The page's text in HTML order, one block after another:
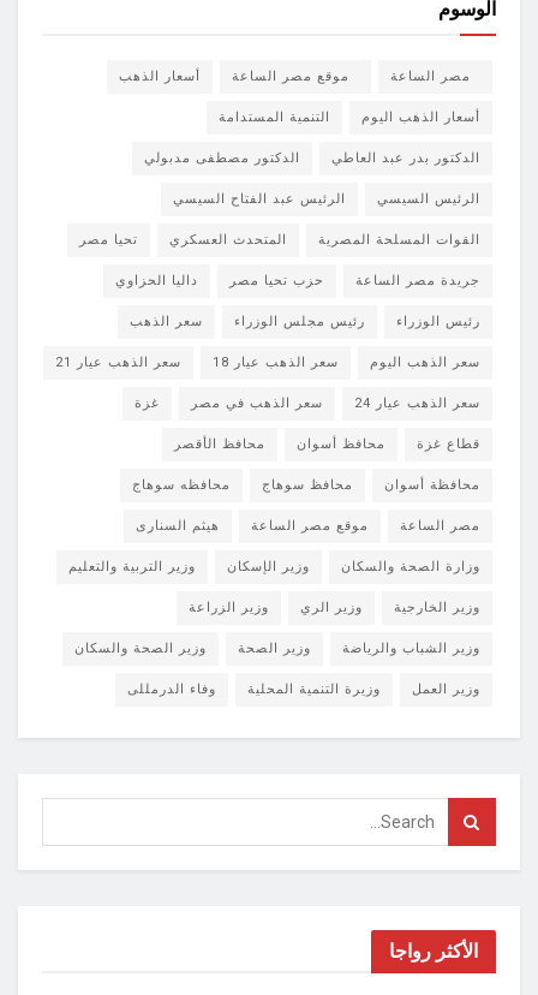
الوسوم
مصر الساعة موقع مصر الساعة أسعار الذهب
أسعار الذهب اليوم التنمية المستدامة
الدكتور بدر عبد العاطي الدكتور مصطفى مدبولي
الرئيس السيسي الرئيس عبد الفتاح السيسي
القوات المسلحة المصرية المتحدث العسكري تحيا مصر
جريدة مصر الساعة حزب تحيا مصر داليا الحزاوي
رئيس الوزراء رئيس مجلس الوزراء سعر الذهب
سعر الذهب اليوم سعر الذهب عيار 18 سعر الذهب عيار 21
سعر الذهب عيار 24 سعر الذهب في مصر غزة
قطاع غزة محافظ أسوان محافظ الأقصر
محافظة أسوان محافظ سوهاج محافظه سوهاج
مصر الساعة موقع مصر الساعة هيثم السنارى
وزارة الصحة والسكان وزير الإسكان وزير التربية والتعليم
وزير الخارجية وزير الري وزير الزراعة
وزير الشباب والرياضة وزير الصحة وزير الصحة والسكان
وزير العمل وزيرة التنمية المحلية وفاء الدرمللى
الأكثر رواجا